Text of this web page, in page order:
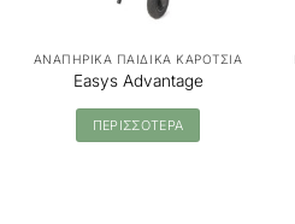
ΑΝΑΠΗΡΙΚΑ ΠΑΙΔΙΚΑ ΚΑΡΟΤΣΙΑ
Easys Advantage
ΠΕΡΙΣΣΟΤΕΡΑ